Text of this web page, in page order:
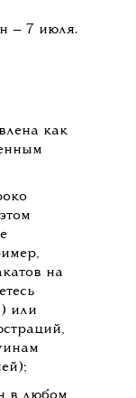
— 7 июля.
как
на
или